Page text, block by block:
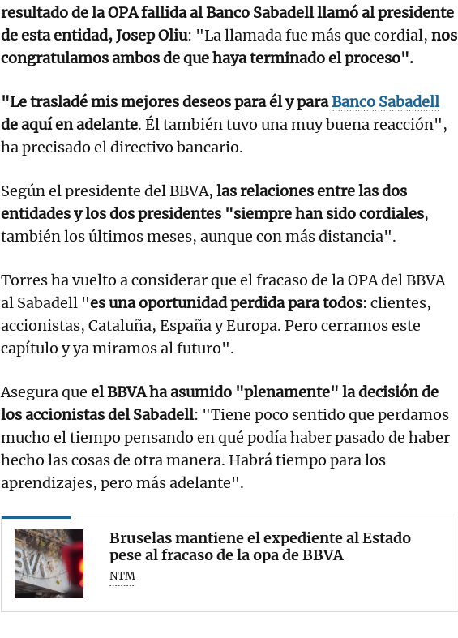
resultado de la OPA fallida al Banco Sabadell llamó al presidente
de esta entidad, Josep Oliu: "La llamada fue más que cordial, nos
congratulamos ambos de que haya terminado el proceso".
"Le trasladé mis mejores deseos para él y paraBanco Sabadell
de aquí en adelante. Él también tuvo una muy buena reacción",
ha precisado el directivo bancario.
Según el presidente del BBVA, las relaciones entre las dos
entidades y los dos presidentes "siempre han sido cordiales,
también los últimos meses, aunque con más distancia".
Torres ha vuelto a considerar que el fracaso de la OPA del BBVA
al Sabadell "es una oportunidad perdida para todos: clientes,
accionistas, Cataluña, España y Europa. Pero cerramos este
capítulo y ya miramos al futuro".
Asegura que el BBVA ha asumido "plenamente" la decisión de
los accionistas del Sabadell: "Tiene poco sentido que perdamos
mucho el tiempo pensando en qué podía haber pasado de haber
hecho las cosas de otra manera. Habrá tiempo para los
aprendizajes, pero más adelante".
Bruselas mantiene el expediente al Estado
pese al fracaso de la opa de BBVA
NTM